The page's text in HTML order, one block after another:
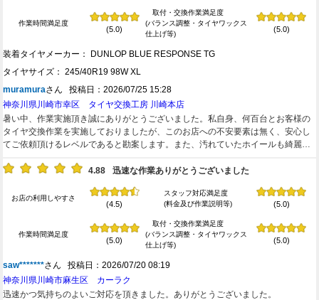
作業時間満足度
(5.0)
取付・交換作業満足度
(バランス調整・タイヤワックス
仕上げ等)
(5.0)
装着タイヤメーカー： DUNLOP BLUE RESPONSE TG
タイヤサイズ： 245/40R19 98W XL
muramuraさん 投稿日：2026/07/25 15:28
神奈川県川崎市幸区 タイヤ交換工房 川崎本店
暑い中、作業実施頂き誠にありがとうございました。私自身、何百台とお客様の
タイヤ交換作業を実施しておりましたが、このお店への不安要素は無く、安心し
てご依頼頂けるレベルであると勘案します。また、汚れていたホイールも綺麗に
きます。
4.88 迅速な作業ありがとうございました
お店の利用しやすさ
(4.5)
スタッフ対応満足度
(料金及び作業説明等)
(5.0)
作業時間満足度
(5.0)
取付・交換作業満足度
(バランス調整・タイヤワックス
仕上げ等)
(5.0)
saw*******さん 投稿日：2026/07/20 08:19
神奈川県川崎市麻生区 カーラク
迅速かつ気持ちのよいご対応を頂きました。ありがとうございました。